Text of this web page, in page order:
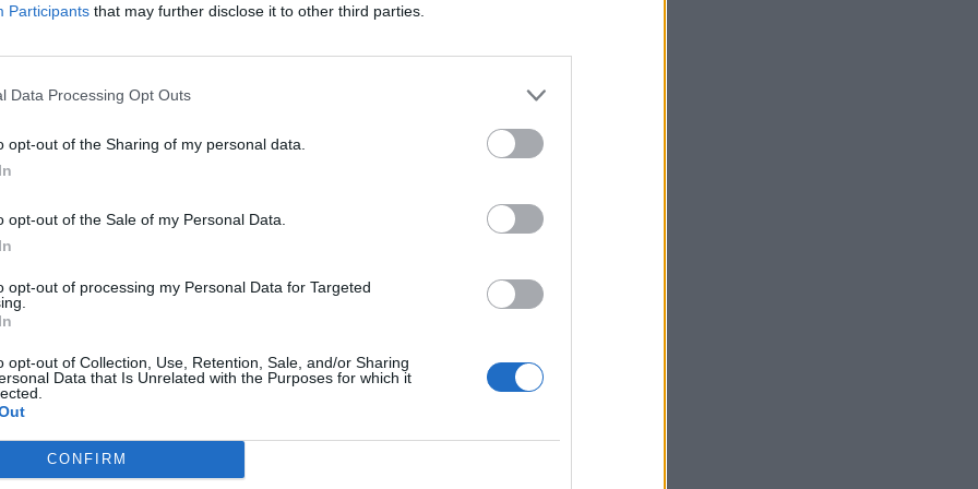
Participants that may further disclose it to other third parties.
Data Processing Opt Outs
opt-out of the Sharing of my personal data.
opt-out of the Sale of my Personal Data.
opt-out of processing my Personal Data for Targeted
opt-out of Collection, Use, Retention, Sale, and/or Sharing
Data that Is Unrelated with the Purposes for which it
CONFIRM
a Felügyelő Bizottság tagjai megbízatásának meghosszabbítása, díjazásuk
bizottság létrehozása - Könyvvizsgáló...
portfolio.hu hírarchívumához tartozik, melynek olvasása előfizetéses
tartalmazza:
cikkarchívum
elmúlt 2 év napon belüli
Előfizetés
VAGY? BEJELENTKEZÉS